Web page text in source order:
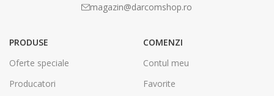
magazin@darcomshop.ro
PRODUSE
Oferte speciale
Producatori
COMENZI
Contul meu
Favorite